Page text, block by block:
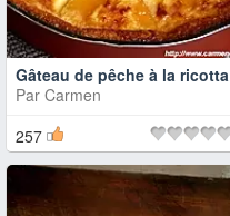
Gâteau de pêche à la ricotta
Par Carmen
257